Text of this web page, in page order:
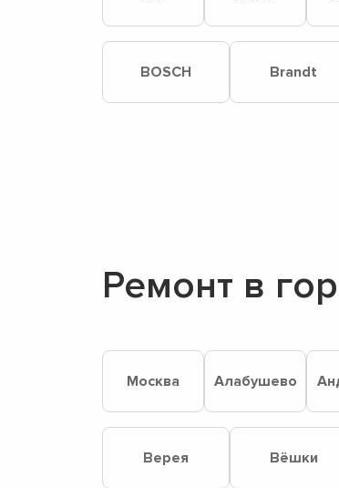
BOSCH Brandt
Ремонт в
Москва Алабушево
Верея Вёшки